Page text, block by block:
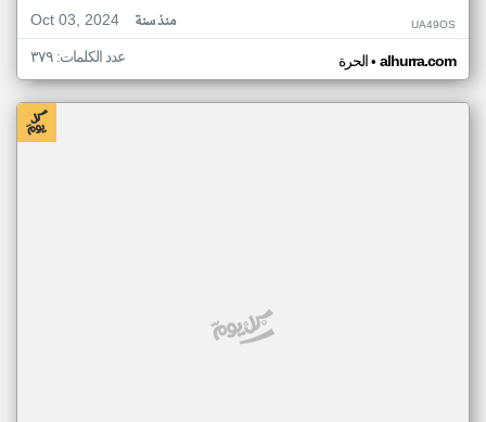
Oct 03, 2024
منذ سنة UA49OS
الحرة• alhurra.com عدد الكلمات: ٣٧٩